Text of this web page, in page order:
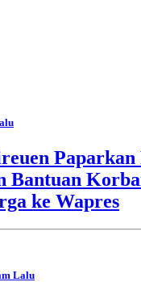
Paparkan
Bantuan
ke Wapres
Lalu